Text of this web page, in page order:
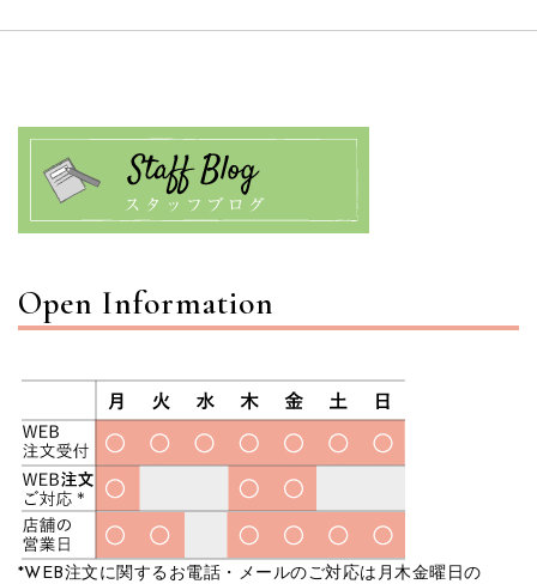
Open Information
*WEB注文に関するお電話・メールのご対応は月木金曜日の